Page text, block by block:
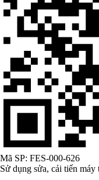
Mã SP: FES-000-626
Sử dụng sửa, cải tiến